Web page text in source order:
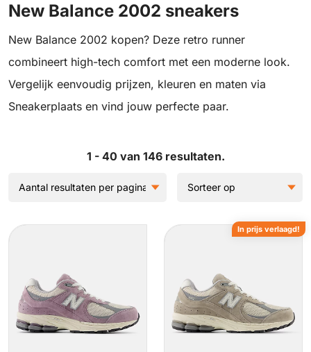
New Balance 2002 sneakers
New Balance 2002 kopen? Deze retro runner
combineert high-tech comfort met een moderne look.
Vergelijk eenvoudig prijzen, kleuren en maten via
Sneakerplaats en vind jouw perfecte paar.
1 - 40 van 146 resultaten.
In prijs verlaagd!